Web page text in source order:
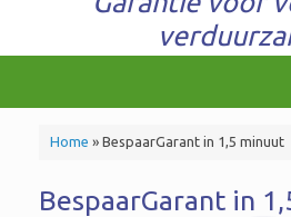
Home » BespaarGarant in 1,5 minuut
BespaarGarant in